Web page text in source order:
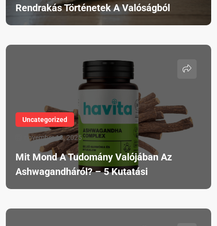
Rendrakás Történetek A Valóságból
Uncategorized
november 18, 2025
Mit Mond A Tudomány Valójában Az
Ashwagandháról? – 5 Kutatási